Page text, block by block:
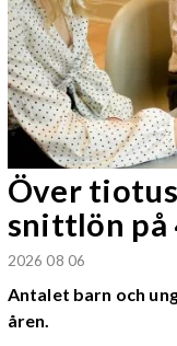
Över
snittlön på
2026 08 06
Antalet barn och
åren.